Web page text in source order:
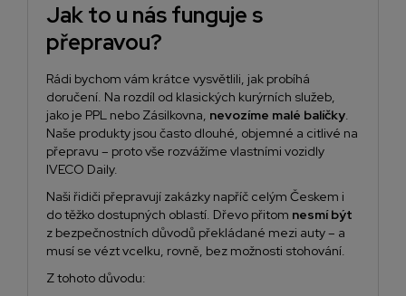
Jak to u nás funguje s
přepravou?
Rádi bychom vám krátce vysvětlili, jak probíhá
doručení. Na rozdíl od klasických kurýrních služeb,
jako je PPL nebo Zásilkovna, nevozíme malé balíčky.
Naše produkty jsou často dlouhé, objemné a citlivé na
přepravu – proto vše rozvážíme vlastními vozidly
IVECO Daily.
Naši řidiči přepravují zakázky napříč celým Českem i
do těžko dostupných oblastí. Dřevo přitom nesmí být
z bezpečnostních důvodů překládané mezi auty – a
musí se vézt vcelku, rovně, bez možnosti stohování.
Z tohoto důvodu: